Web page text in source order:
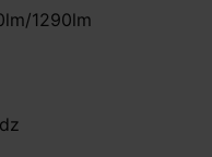
1290lm